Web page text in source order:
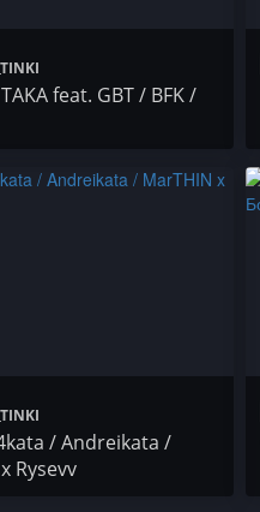
fеаt. GBT / BFK /
/ Andreikata /
Rysevv